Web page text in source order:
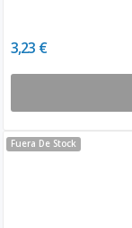
3,23 €
Fuera De Stock